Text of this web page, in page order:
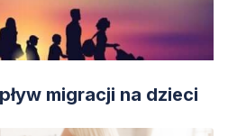
migracji na dzieci